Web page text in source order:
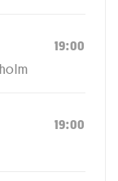
19:00
19:00